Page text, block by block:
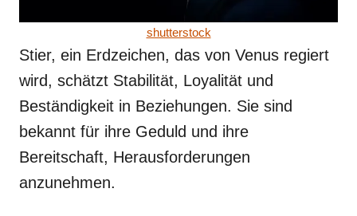
shutterstock
Stier, ein Erdzeichen, das von Venus regiert
wird, schätzt Stabilität, Loyalität und
Beständigkeit in Beziehungen. Sie sind
bekannt für ihre Geduld und ihre
Bereitschaft, Herausforderungen
anzunehmen.